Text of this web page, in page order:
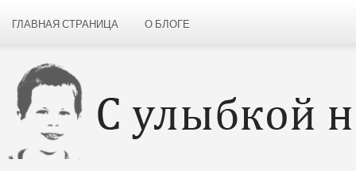
ГЛАВНАЯ СТРАНИЦА О БЛОГЕ